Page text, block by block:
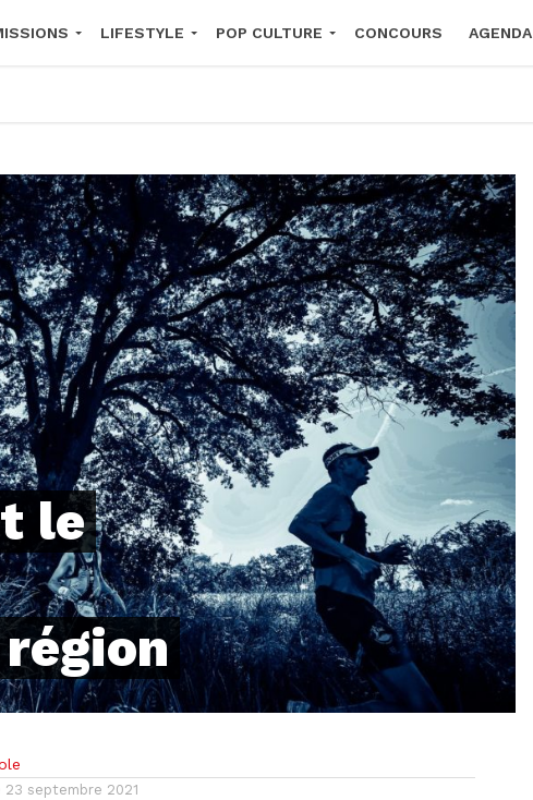
LIFESTYLE POP CULTURE CONCOURS AGENDA
le
23 septembre 2021